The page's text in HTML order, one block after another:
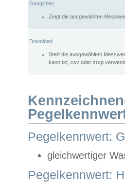
Ganglinien
Zeigt die ausgewählten
Download
Stellt die ausgewählten
kann txt, csv oder zrxp
Pegelkennwert:
gleichwertiger
Pegelkennwert: